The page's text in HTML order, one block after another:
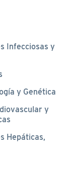
Infecciosas y
y Genética
y
Hepáticas,